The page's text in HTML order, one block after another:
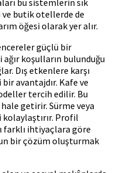
bu sistemlerin sık
ve butik otellerde de
öğesi olarak yer alır.
güçlü bir
koşulların bulunduğu
Dış etkenlere karşı
bir avantajdır. Kafe ve
tercih edilir. Bu
getirir. Sürme veya
Profil
farklı ihtiyaçlara göre
bir çözüm oluşturmak